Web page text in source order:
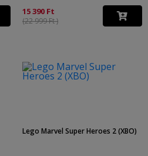
15 390 Ft
(22 999 Ft )
Lego Marvel Super Heroes 2 (XBO)